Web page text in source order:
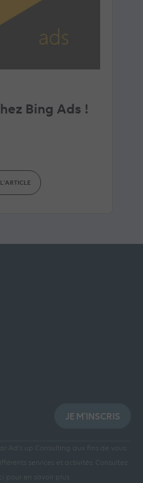
Bing Ads !
JE M'INSCRIS
Ad’s up Consulting aux fins de vous
services et activités.
Consultez
pour en savoir plus